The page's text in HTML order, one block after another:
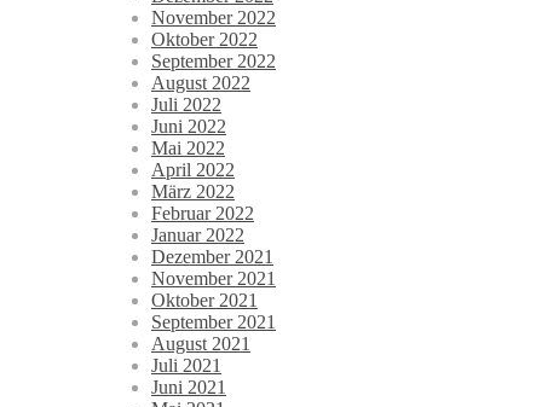
November 2022
Oktober 2022
September 2022
August 2022
Juli 2022
Juni 2022
Mai 2022
April 2022
März 2022
Februar 2022
Januar 2022
Dezember 2021
November 2021
Oktober 2021
September 2021
August 2021
Juli 2021
Juni 2021